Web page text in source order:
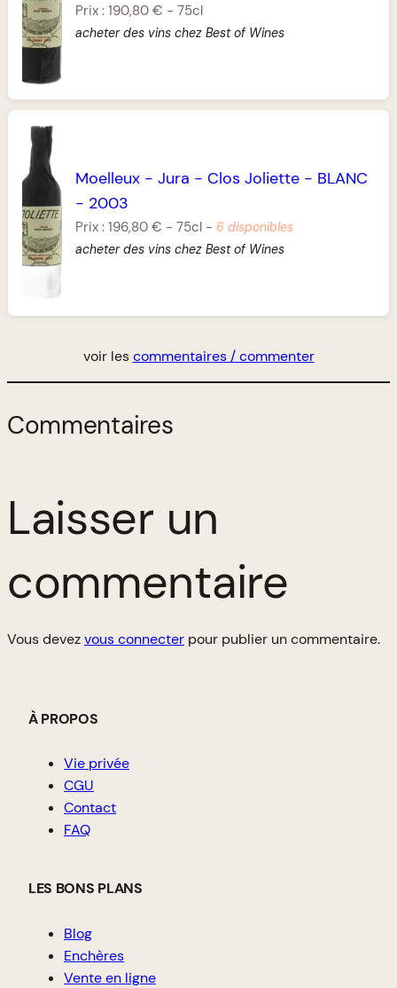
Prix :190,80 € -75cl
acheter des vins chez Best of Wines
Moelleux- Jura - Clos Joliette- BLANC
- 2003
Prix : 196,80 € - 75cl- 6 disponibles
acheter des vins chez Best of Wines
voir lescommentaires / commenter
Commentaires
Laisser un
commentaire
Vous devezvous connecter pour publier un commentaire.
À PROPOS
Vie privée
CGU
Contact
FAQ
LES BONS PLANS
Blog
Enchères
Vente en ligne